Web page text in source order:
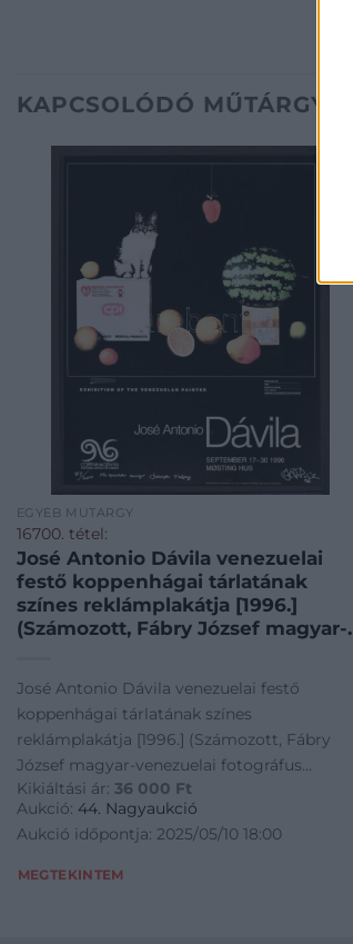
KAPCSOLÓDÓ MŰTÁRGYAK
EGYÉB MŰTÁRGY
16700. tétel:
José Antonio Dávila venezuelai
festő koppenhágai tárlatának
színes reklámplakátja [1996.]
(Számozott, Fábry József magyar-
Printed by Editorial Arte, Caracas,
Venezuela. Színes kőnyomat,
mérete: 570×450 mm. Összesen
200 számozott példányban készült
plakát. Dedikált: „87/200. Mi
querida amigo Joseph Fabry. José
Antonion Dávila 96.” José Antonio
szürrealista festő Európa-szerte
José Antonio Dávila venezuelai festő
koppenhágai tárlatának színes
reklámplakátja [1996.] (Számozott, Fábry
József magyar-venezuelai fotográfus
számára dedikált.) Koppenhága, 1996.
Printed by Editorial Arte, Caracas, Venezuela.
Színes kőnyomat, mérete: 570x450 mm.
Összesen 200 számozott példányban készült
Kikiáltási ár: 36 000 Ft
Aukció: 44. Nagyaukció
Aukció időpontja: 2025/05/10 18:00
MEGTEKINTEM